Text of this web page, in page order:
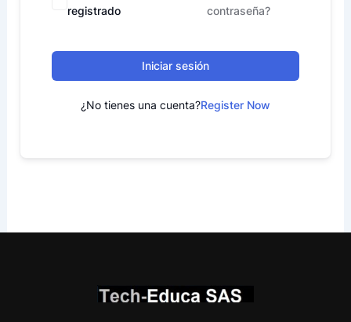
registrado
contraseña?
Iniciar sesión
¿No tienes una cuenta?Register Now